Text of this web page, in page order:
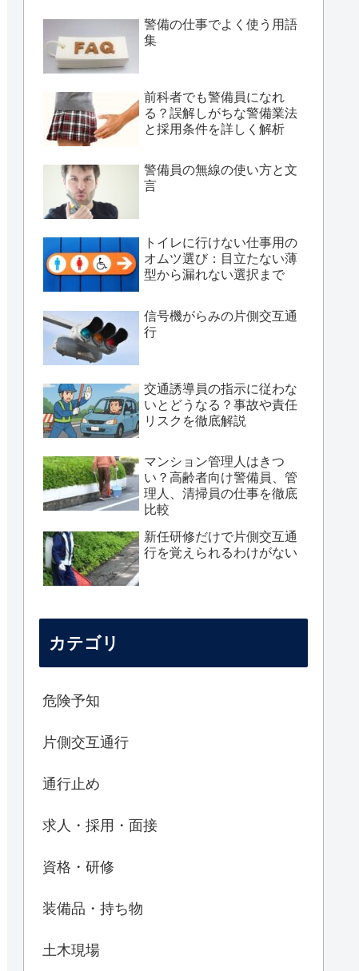
警備の仕事でよく使う用語
集
前科者でも警備員になれ
る？誤解しがちな警備業法
と採用条件を詳しく解析
警備員の無線の使い方と文
言
トイレに行けない仕事用の
オムツ選び：目立たない薄
型から漏れない選択まで
信号機がらみの片側交互通
行
交通誘導員の指示に従わな
いとどうなる？事故や責任
リスクを徹底解説
マンション管理人はきつ
い？高齢者向け警備員、管
理人、清掃員の仕事を徹底
比較
新任研修だけで片側交互通
行を覚えられるわけがない
カテゴリ
危険予知
片側交互通行
通行止め
求人・採用・面接
資格・研修
装備品・持ち物
土木現場